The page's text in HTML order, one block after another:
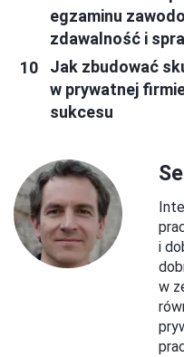
egzaminu
zdawalność i
Jak zbudować
w prywatnej
sukcesu
i
w